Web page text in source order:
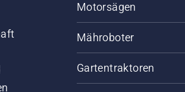
Motorsägen
Mähroboter
Gartentraktoren